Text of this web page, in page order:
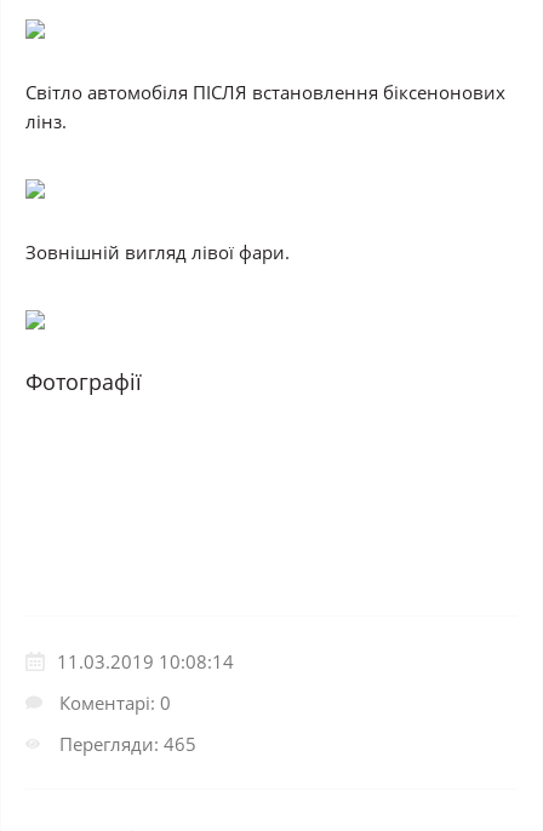
Світло автомобіля ПІСЛЯ встановлення біксенонових
лінз.
Зовнішній вигляд лівої фари.
Фотографії
11.03.2019 10:08:14
Коментарі: 0
Перегляди: 465